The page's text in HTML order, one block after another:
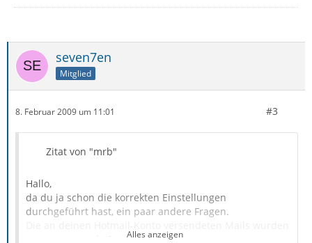
seven7en
Mitglied
8. Februar 2009 um 11:01 #3
Zitat von "mrb"
Hallo,
da du ja schon die korrekten Einstellungen
durchgeführt hast, ein paar andere Fragen.
Alles anzeigen